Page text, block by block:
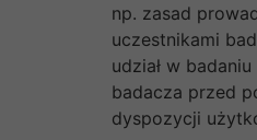
np. zasad
uczestnikami
udział w
badacza przed
dyspozycji